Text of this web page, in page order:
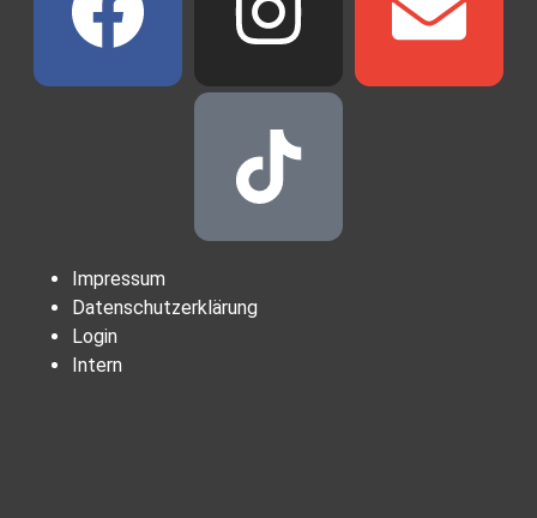
Impressum
Datenschutzerklärung
Login
Intern